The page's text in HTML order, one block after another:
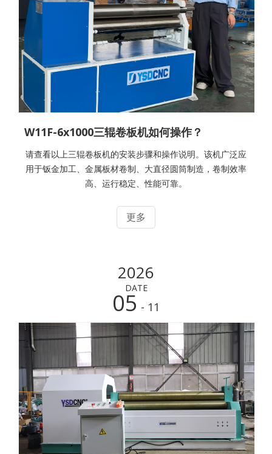
W11F-6x1000三辊卷板机如何操作？
请查看以上三辊卷板机的安装步骤和操作说明。该机广泛应
用于钣金加工、金属板材卷制、大直径圆筒制造，卷制效率
高、运行稳定、性能可靠。
更多
2026
DATE
05 - 11